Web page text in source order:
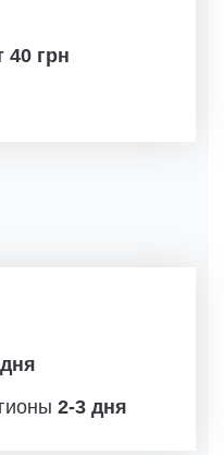
40 грн
2-3 дня